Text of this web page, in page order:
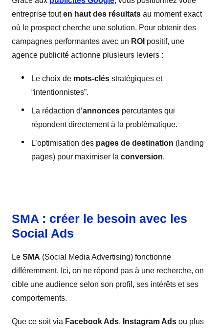
entreprise touten haut des résultats au moment exact
où le prospect cherche une solution. Pour obtenir des
campagnes performantes avec un ROI positif, une
agence publicité actionne plusieurs leviers :
Le choix de mots-clés stratégiques et
“intentionnistes”.
La rédaction d’annonces percutantes qui
répondent directement à la problématique.
L’optimisation des pages de destination (landing
pages) pour maximiser la conversion.
SMA : créer le besoin avec les
Social Ads
Le SMA (Social Media Advertising) fonctionne
différemment. Ici, on ne répond pas à une recherche, on
cible une audience selon son profil, ses intérêts et ses
comportements.
Que ce soit via Facebook Ads, Instagram Ads ou plus